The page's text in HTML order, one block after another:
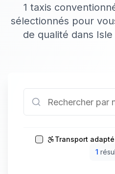
1 taxis
sélectionnés pour
de qualité dans
Transport
1